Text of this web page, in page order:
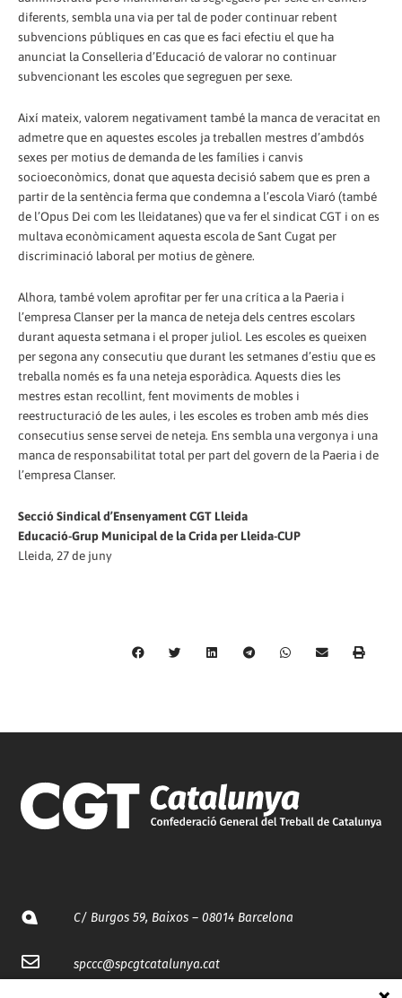
diferents, sembla una via per tal de poder continuar rebent
subvencions públiques en cas que es faci efectiu el que ha
anunciat la Conselleria d’Educació de valorar no continuar
subvencionant les escoles que segreguen per sexe.
Així mateix, valorem negativament també la manca de veracitat en
admetre que en aquestes escoles ja treballen mestres d’ambdós
sexes per motius de demanda de les famílies i canvis
socioeconòmics, donat que aquesta decisió sabem que es pren a
partir de la sentència ferma que condemna a l’escola Viaró (també
de l’Opus Dei com les lleidatanes) que va fer el sindicat CGT i on es
multava econòmicament aquesta escola de Sant Cugat per
discriminació laboral per motius de gènere.
Alhora, també volem aprofitar per fer una crítica a la Paeria i
l’empresa Clanser per la manca de neteja dels centres escolars
durant aquesta setmana i el proper juliol. Les escoles es queixen
per segona any consecutiu que durant les setmanes d’estiu que es
treballa només es fa una neteja esporàdica. Aquests dies les
mestres estan recollint, fent moviments de mobles i
reestructuració de les aules, i les escoles es troben amb més dies
consecutius sense servei de neteja. Ens sembla una vergonya i una
manca de responsabilitat total per part del govern de la Paeria i de
l’empresa Clanser.
Secció Sindical d’Ensenyament CGT Lleida
Educació-Grup Municipal de la Crida per Lleida-CUP
Lleida, 27 de juny
C/ Burgos 59, Baixos – 08014 Barcelona
spccc@spcgtcatalunya.cat